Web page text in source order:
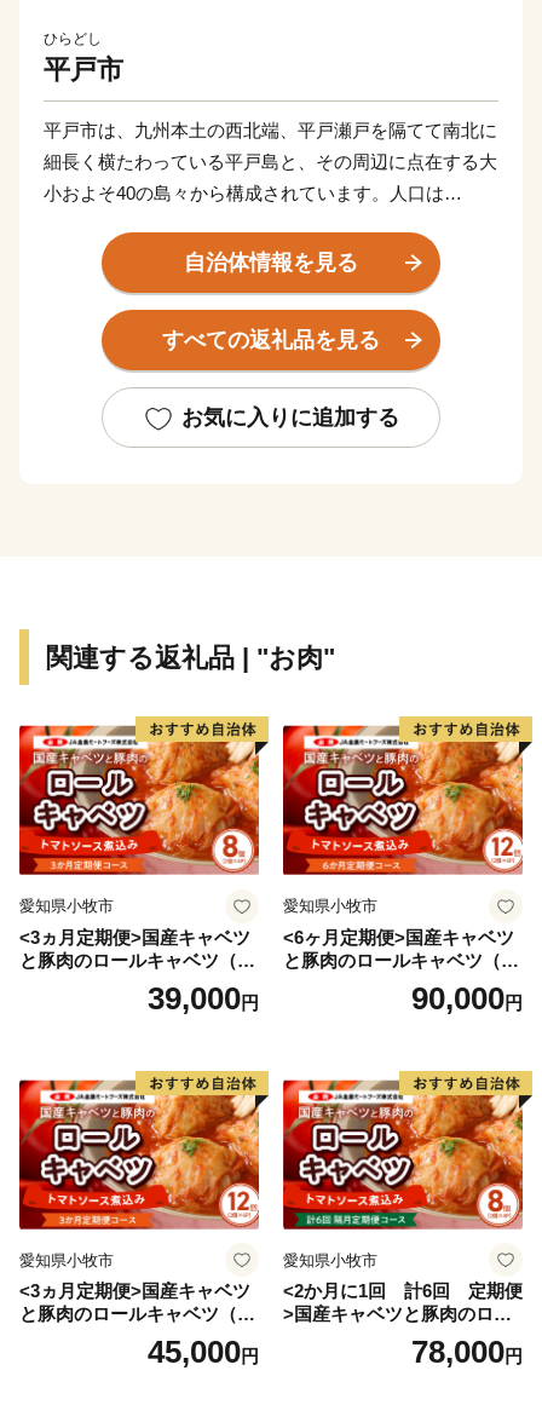
ひらどし
平戸市
平戸市は、九州本土の西北端、平戸瀬戸を隔てて南北に
細長く横たわっている平戸島と、その周辺に点在する大
小およそ40の島々から構成されています。人口は
も似ており、北は玄界灘、西は東シナ海を望んでいま
自治体情報を見る
すべての返礼品を見る
お気に入りに追加する
関連する返礼品 | "お肉"
愛知県小牧市
<3ヵ月定期便>国産キャベツ
と豚肉のロールキャベツ（4P
39,000円
愛知県小牧市
<6ヶ月定期便>国産キャベツ
と豚肉のロールキャベツ（6P
90,000円
愛知県小牧市
<3ヵ月定期便>国産キャベツ
と豚肉のロールキャベツ（6P
45,000円
愛知県小牧市
<2か月に1回 計6回 定期便
>国産キャベツと豚肉のロー
ルキャベツ（4P入り）
78,000円